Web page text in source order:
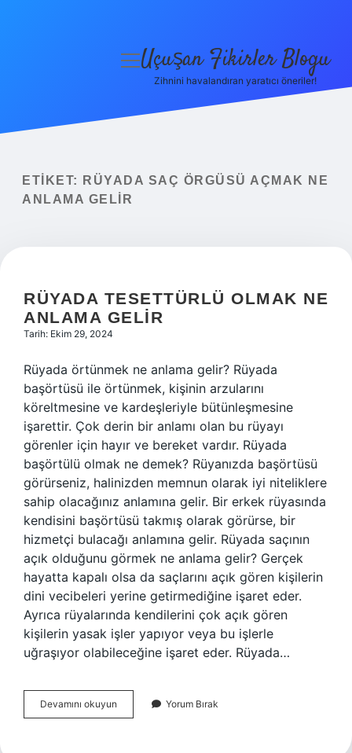
Yasal Uyarı
menüyü
Uçuşan Fikirler Blogu
Zihnini havalandıran yaratıcı öneriler!
ETIKET:
RÜYADA SAÇ ÖRGÜSÜ AÇMAK NE
ANLAMA GELIR
RÜYADA TESETTÜRLÜ OLMAK NE
ANLAMA GELIR
Tarih: Ekim 29, 2024
Rüyada örtünmek ne anlama gelir? Rüyada
başörtüsü ile örtünmek, kişinin arzularını
köreltmesine ve kardeşleriyle bütünleşmesine
işarettir. Çok derin bir anlamı olan bu rüyayı
görenler için hayır ve bereket vardır. Rüyada
başörtülü olmak ne demek? Rüyanızda başörtüsü
görürseniz, halinizden memnun olarak iyi niteliklere
sahip olacağınız anlamına gelir. Bir erkek rüyasında
kendisini başörtüsü takmış olarak görürse, bir
hizmetçi bulacağı anlamına gelir. Rüyada saçının
açık olduğunu görmek ne anlama gelir? Gerçek
hayatta kapalı olsa da saçlarını açık gören kişilerin
dini vecibeleri yerine getirmediğine işaret eder.
Ayrıca rüyalarında kendilerini çok açık gören
kişilerin yasak işler yapıyor veya bu işlerle
uğraşıyor olabileceğine işaret eder. Rüyada…
Devamını okuyun
Tesettürlü
Yorum Bırak